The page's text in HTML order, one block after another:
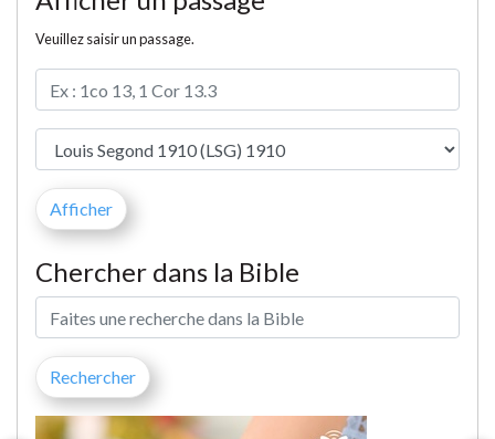
Veuillez saisir un passage.
Chercher dans la Bible